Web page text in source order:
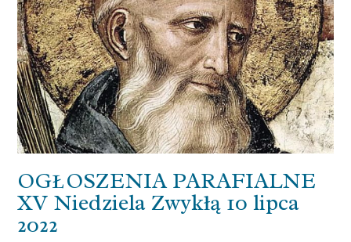
OGŁOSZENIA PARAFIALNE
XV Niedziela Zwykłą 10 lipca
2022